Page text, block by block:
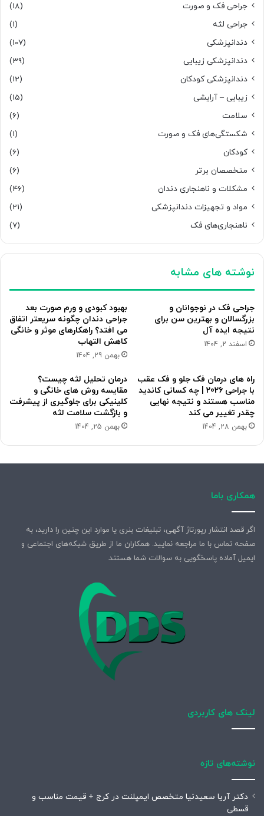
جراحی فک و صورت
(18)
جراحی لثه
(1)
دندانپزشکی
(107)
دندانپزشکی زیبایی
(39)
دندانپزشکی کودکان
(12)
زیبایی – آرایشی
(15)
سلامت
(6)
شکستگی‌های فک و صورت
(1)
کودکان
(6)
متخصصان برتر
(6)
مشکلات و ناهنجاری دندان
(46)
مواد و تجهیزات دندانپزشکی
(21)
ناهنجاری‌های فک
(7)
نوشته های مشابه
جراحی فک در نوجوانان و
بزرگسالان و بهترین سن برای
نتیجه ایده آل
اسفند 2, 1404
بهبود کبودی و ورم صورت بعد
جراحی دندان چگونه سریعتر اتفاق
می افتد؟ راهکارهای موثر و خانگی
کاهش التهاب
بهمن 29, 1404
راه های درمان فک جلو و فک عقب
با جراحی 2026 | چه کسانی کاندید
مناسب هستند و نتیجه نهایی
چقدر تغییر می کند
بهمن 28, 1404
درمان تحلیل لثه چیست؟
مقایسه روش های خانگی و
کلینیکی برای جلوگیری از پیشرفت
و بازگشت سلامت لثه
بهمن 25, 1404
همکاری باما
اگر قصد انتشار رپورتاژ آگهی، تبلیغات بنری یا موارد این چنین را دارید، به
صفحه تماس با ما مراجعه نمایید. همکاران ما از طریق شبکه‌های اجتماعی و
ایمیل آماده پاسخگویی به سوالات شما هستند.
لینک های کاربردی
نوشته‌های تازه
دکتر آریا سعیدنیا متخصص ایمپلنت در کرج + قیمت مناسب و
قسطی